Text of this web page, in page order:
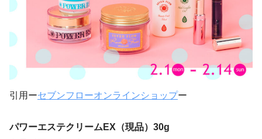
引用ーセブンフローオンラインショップー
パワーエステクリームEX（現品）30g